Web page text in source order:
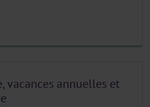
vacances annuelles et